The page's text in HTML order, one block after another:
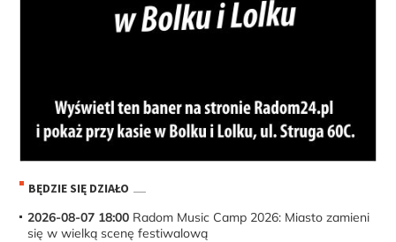
BĘDZIE SIĘ DZIAŁO
2026-08-07 18:00 Radom Music Camp 2026: Miasto zamieni
się w wielką scenę festiwalową